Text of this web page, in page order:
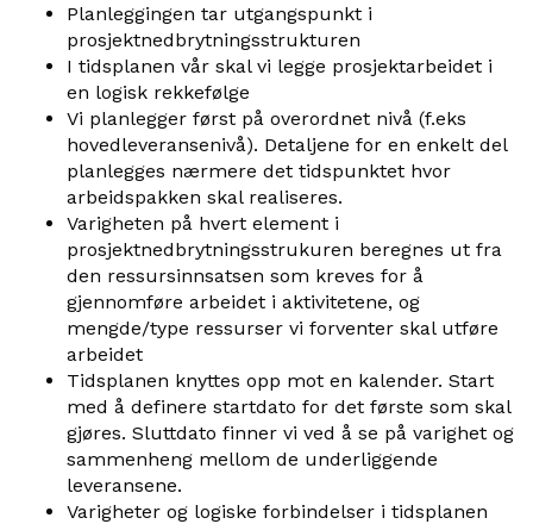
Planleggingen tar utgangspunkt i
prosjektnedbrytningsstrukturen
I tidsplanen vår skal vi legge prosjektarbeidet i
en logisk rekkefølge
Vi planlegger først på overordnet nivå (f.eks
hovedleveransenivå). Detaljene for en enkelt del
planlegges nærmere det tidspunktet hvor
arbeidspakken skal realiseres.
Varigheten på hvert element i
prosjektnedbrytningsstrukuren beregnes ut fra
den ressursinnsatsen som kreves for å
gjennomføre arbeidet i aktivitetene, og
mengde/type ressurser vi forventer skal utføre
arbeidet
Tidsplanen knyttes opp mot en kalender. Start
med å definere startdato for det første som skal
gjøres. Sluttdato finner vi ved å se på varighet og
sammenheng mellom de underliggende
leveransene.
Varigheter og logiske forbindelser i tidsplanen